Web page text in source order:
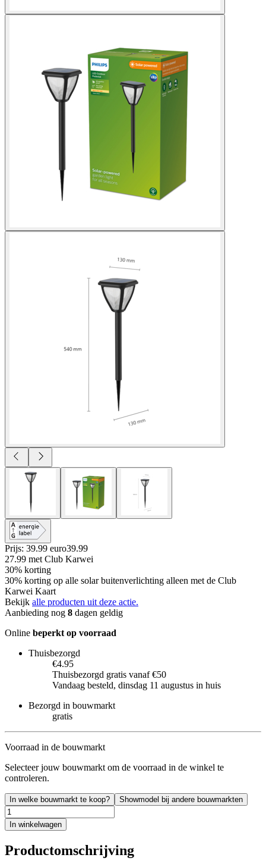
Prijs: 39.99 euro39.99
27.99 met Club Karwei
30% korting
30% korting op alle solar buitenverlichting alleen met de Club
Karwei Kaart
Bekijk alle producten uit deze actie.
Aanbieding nog 8 dagen geldig
Online beperkt op voorraad
Thuisbezorgd
€4.95
Thuisbezorgd gratis vanaf €50
Vandaag besteld, dinsdag 11 augustus in huis
Bezorgd in bouwmarkt
gratis
Voorraad in de bouwmarkt
Selecteer jouw bouwmarkt om de voorraad in de winkel te
controleren.
In welke bouwmarkt te koop? Showmodel bij andere bouwmarkten
In winkelwagen
Productomschrijving